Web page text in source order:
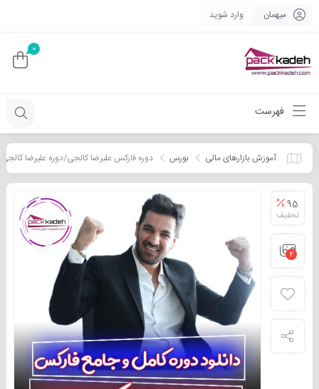
میهمان وارد شوید
0
فهرست
آموزش بازارهای مالی بورس دوره فارکس علیرضا کالجی/دوره علیرضا
95
تخفیف
2